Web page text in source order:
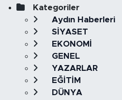
Kategoriler
Aydın Haberleri
SİYASET
EKONOMİ
GENEL
YAZARLAR
EĞİTİM
DÜNYA